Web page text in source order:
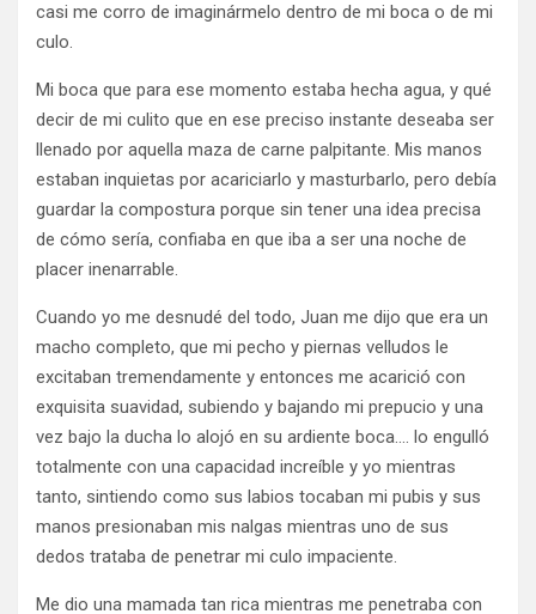
casi me corro de imaginármelo dentro de mi boca o de mi
culo.
Mi boca que para ese momento estaba hecha agua, y qué
decir de mi culito que en ese preciso instante deseaba ser
llenado por aquella maza de carne palpitante. Mis manos
estaban inquietas por acariciarlo y masturbarlo, pero debía
guardar la compostura porque sin tener una idea precisa
de cómo sería, confiaba en que iba a ser una noche de
placer inenarrable.
Cuando yo me desnudé del todo, Juan me dijo que era un
macho completo, que mi pecho y piernas velludos le
excitaban tremendamente y entonces me acarició con
exquisita suavidad, subiendo y bajando mi prepucio y una
vez bajo la ducha lo alojó en su ardiente boca…. lo engulló
totalmente con una capacidad increíble y yo mientras
tanto, sintiendo como sus labios tocaban mi pubis y sus
manos presionaban mis nalgas mientras uno de sus
dedos trataba de penetrar mi culo impaciente.
Me dio una mamada tan rica mientras me penetraba con